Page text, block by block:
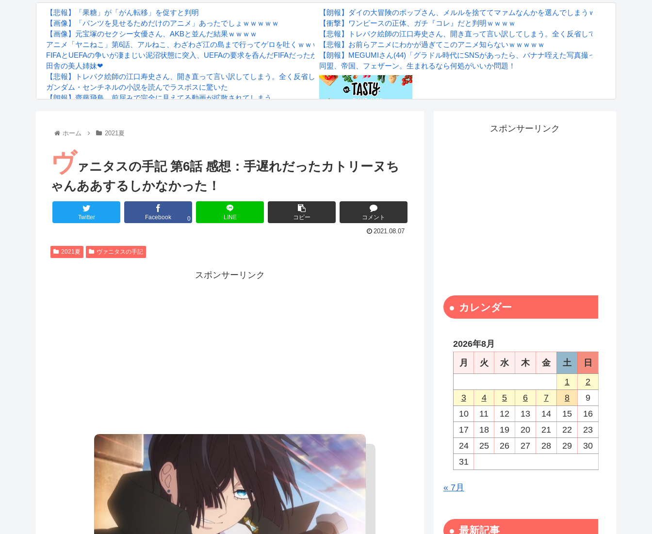
【悲報】「果糖」が「がん転移」を促すと判明
【画像】「パンツを見せるためだけのアニメ」あったでしょｗｗｗｗｗ
【画像】元宝塚のセクシー女優さん、AKBと並んだ結果ｗｗｗｗ
アニメ「ヤニねこ」第6話、アルねこ、わざわざ江の島まで行ってゲロを吐くｗｗｗｗ【感想】
FIFAとUEFAの争いが凄まじい泥沼状態に突入、UEFAの要求を呑んだFIFAだったがUEFA側は強硬姿勢を崩さず……
田舎の美人姉妹❤
【悲報】トレパク絵師の江口寿史さん、開き直って言い訳してしまう。全く反省してないと話題に
ガンダム・センチネルの小説を読んでラスボスに驚いた
【朗報】齋藤飛鳥、前屈みで完全に見えてる動画が拡散されてしまう…
るろうに剣心 -明治剣客浪漫譚- 京都動乱 第33話の感想
Powered by livedoor 相互RSS
【朗報】ダイの大冒険のポップさん、メルルを捨ててマァムなんかを選んでしまうｗｗｗ
【衝撃】ワンピースの正体、ガチ『コレ』だと判明ｗｗｗｗ
【悲報】トレパク絵師の江口寿史さん、開き直って言い訳してしまう。全く反省してないと話題に
【悲報】お前らアニメにわかが過ぎてこのアニメ知らないｗｗｗｗｗ
【朗報】MEGUMIさん(44)「グラドル時代にSNSがあったら、バナナ咥えた写真撮ってたと思う」
同盟、帝国、フェザーン。生まれるなら何処がいいか問題！
ホーム 2021夏
ヴ ァニタスの手記 第6話 感想：手遅れだったカトリーヌち
ゃんああするしかなかった！
Twitter Facebook 0 LINE コピー コメント
2021.08.07
2021夏 ヴァニタスの手記
スポンサーリンク
スポンサーリンク
カレンダー
2026年8月
月
火 水 木 金 土
日
1
2
3
4 5 6 7 8
9
10
11 12 13 14 15
16
17
18 19 20 21 22
23
24
25 26 27 28 29
30
31
« 7月
最新記事